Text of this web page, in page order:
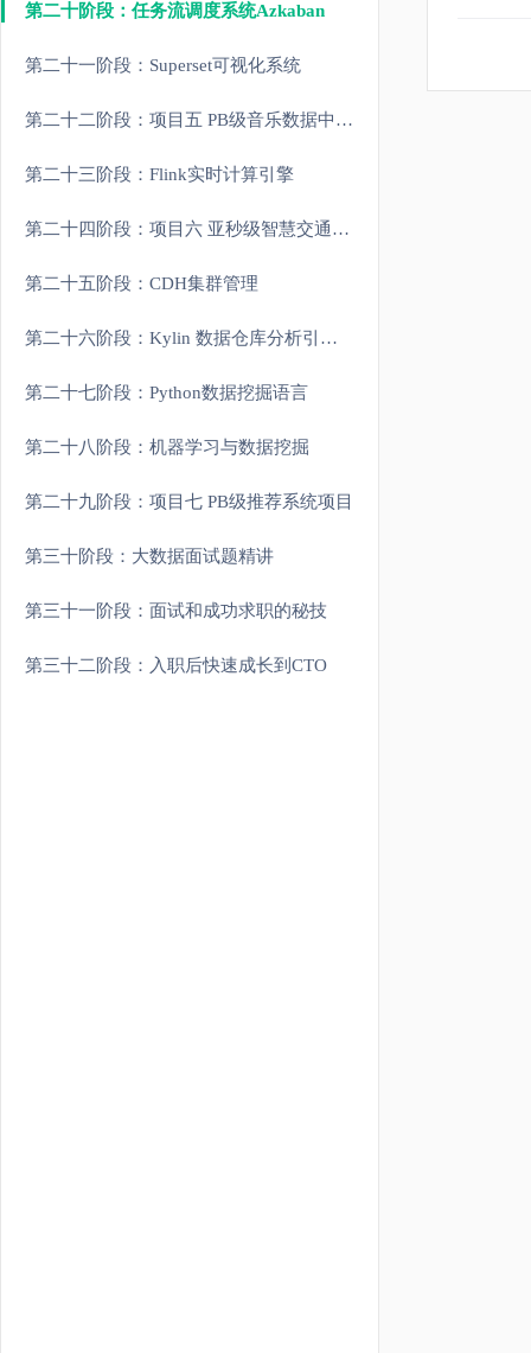
第二十阶段：任务流调度系统Azkaban
第二十一阶段：Superset可视化系统
第二十二阶段：项目五 PB级音乐数据中心数仓综合项目
第二十三阶段：Flink实时计算引擎
第二十四阶段：项目六 亚秒级智慧交通实时监控平台
第二十五阶段：CDH集群管理
第二十六阶段：Kylin 数据仓库分析引擎(扩展)
第二十七阶段：Python数据挖掘语言
第二十八阶段：机器学习与数据挖掘
第二十九阶段：项目七 PB级推荐系统项目
第三十阶段：大数据面试题精讲
第三十一阶段：面试和成功求职的秘技
第三十二阶段：入职后快速成长到CTO